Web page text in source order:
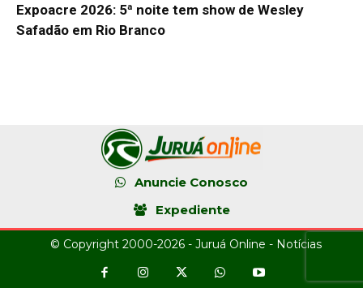
Expoacre 2026: 5ª noite tem show de Wesley
Safadão em Rio Branco
Anuncie Conosco
Expediente
© Copyright 2000-2026 - Juruá Online - Notícias